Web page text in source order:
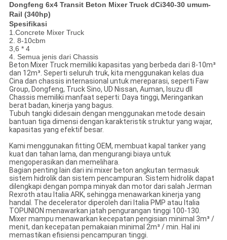
Dongfeng 6x4 Transit Beton Mixer Truck dCi340-30 umum-
Rail (340hp)
Spesifikasi
1.Concrete Mixer Truck
2. 8-10cbm
3,6 * 4
4. Semua jenis dari Chassis
Beton Mixer Truck memiliki kapasitas yang berbeda dari 8-10m³
dan 12m³. Seperti seluruh truk, kita menggunakan kelas dua
Cina dan chassis internasional untuk mereparasi, seperti Faw
Group, Dongfeng, Truck Sino, UD Nissan, Auman, Isuzu dll
Chassis memiliki manfaat seperti: Daya tinggi, Meringankan
berat badan, kinerja yang bagus.
Tubuh tangki didesain dengan menggunakan metode desain
bantuan tiga dimensi dengan karakteristik struktur yang wajar,
kapasitas yang efektif besar.
Kami menggunakan fitting OEM, membuat kapal tanker yang
kuat dan tahan lama, dan mengurangi biaya untuk
mengoperasikan dan memelihara.
Bagian penting lain dari ini mixer beton angkutan termasuk
sistem hidrolik dan sistem pencampuran. Sistem hidrolik dapat
dilengkapi dengan pompa minyak dan motor dari salah Jerman
Rexroth atau Italia ARK, sehingga menawarkan kinerja yang
handal. The decelerator diperoleh dari Italia PMP atau Italia
TOPUNION menawarkan jatah pengurangan tinggi 100-130.
Mixer mampu menawarkan kecepatan pengisian minimal 3m³ /
menit, dan kecepatan pemakaian minimal 2m³ / min. Hal ini
memastikan efisiensi pencampuran tinggi.